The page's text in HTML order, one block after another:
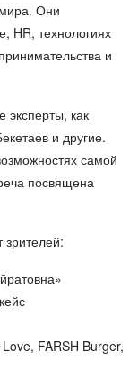
Они
HR, технологиях
и
эксперты, как
и другие.
самой
посвящена
зрителей:
FARSH Burger,